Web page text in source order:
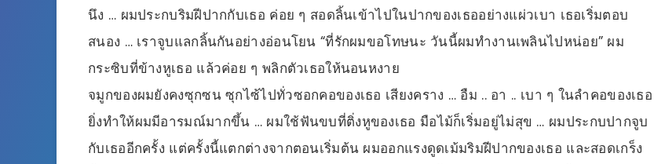
นึง … ผมประกบริมฝีปากกับเธอ ค่อย ๆ สอดลิ้นเข้าไปในปากของเธออย่างแผ่วเบา เธอเริ่มตอบ
สนอง … เราจูบแลกลิ้นกันอย่างอ่อนโยน “ที่รักผมขอโทษนะ วันนี้ผมทำงานเพลินไปหน่อย” ผม
กระซิบที่ข้างหูเธอ แล้วค่อย ๆ พลิกตัวเธอให้นอนหงาย
จมูกของผมยังคงซุกซน ซุกไซ้ไปทั่วซอกคอของเธอ เสียงคราง … อืม .. อา .. เบา ๆ ในลำคอของเธอ
ยิ่งทำให้ผมมีอารมณ์มากขึ้น … ผมใช้ฟันขบที่ติ่งหูของเธอ มือไม้ก็เริ่มอยู่ไม่สุข … ผมประกบปากจูบ
กับเธออีกครั้ง แต่ครั้งนี้แตกต่างจากตอนเริ่มต้น ผมออกแรงดูดเม้มริมฝีปากของเธอ และสอดเกร็ง